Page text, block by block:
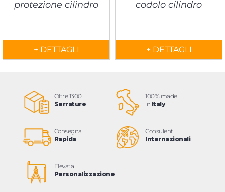
protezione cilindro
+ DETTAGLI
codolo cilindro
+ DETTAGLI
Oltre 1300
Serrature
100% made
in Italy
Consegna
Rapida
Consulenti
Internazionali
Elevata
Personalizzazione